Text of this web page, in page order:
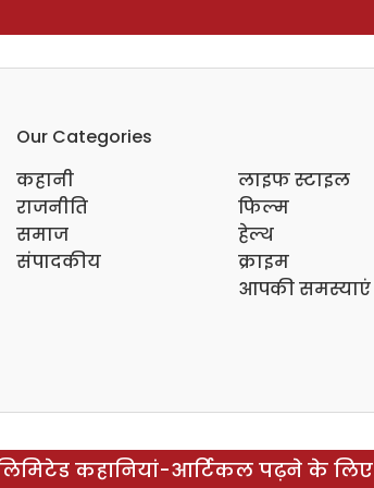
Our Categories
कहानी
राजनीति
समाज
संपादकीय
लाइफ स्टाइल
फिल्म
हेल्थ
क्राइम
आपकी समस्याएं
कहानियां-आर्टिकल पढ़ने के लिए